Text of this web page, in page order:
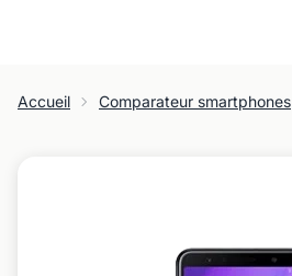
Accueil Comparateur smartphones